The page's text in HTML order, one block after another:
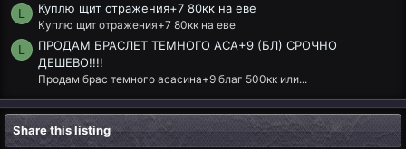
L Куплю щит отражения+7 80кк на еве
Куплю щит отражения+7 80кк на еве
L
ПРОДАМ БРАСЛЕТ ТЕМНОГО АСА+9 (БЛ) СРОЧНО
ДЕШЕВО!!!!
Продам брас темного асасина+9 благ 500кк или...
Share this listing